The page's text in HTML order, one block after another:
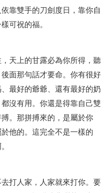
靠雙手的刀劍度日，靠你自
可祝的福。
天上的甘露必為你所得，聽
面那句話才要命。你有很好
最好的爺爺、還有最好的奶
沒有用。你還是得靠自己雙
。那拼搏來的，是屬於你
他的。這完全不是一樣的
打人家，人家就來打你。要